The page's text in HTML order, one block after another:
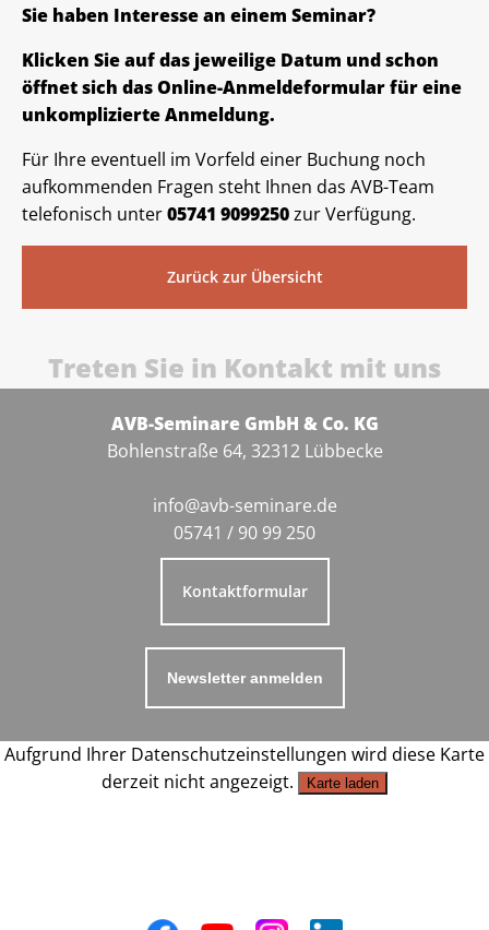
Sie haben Interesse an einem Seminar?
Klicken Sie auf das jeweilige Datum und schon
öffnet sich das Online-Anmeldeformular für eine
unkomplizierte Anmeldung.
Für Ihre eventuell im Vorfeld einer Buchung noch
aufkommenden Fragen steht Ihnen das AVB-Team
telefonisch unter05741 9099250zur Verfügung.
Zurück zur Übersicht
Treten Sie in Kontakt mit uns
AVB-Seminare GmbH & Co. KG
Bohlenstraße 64, 32312 Lübbecke
info@avb-seminare.de
05741 / 90 99 250
Kontaktformular
Newsletter anmelden
Aufgrund Ihrer Datenschutzeinstellungen wird diese Karte
derzeit nicht angezeigt.
Karte laden